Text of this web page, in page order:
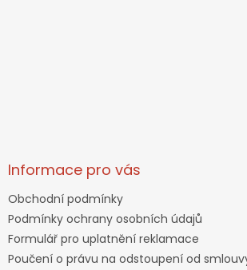
Informace pro vás
Obchodní podmínky
Podmínky ochrany osobních údajů
Formulář pro uplatnění reklamace
Poučení o právu na odstoupení od